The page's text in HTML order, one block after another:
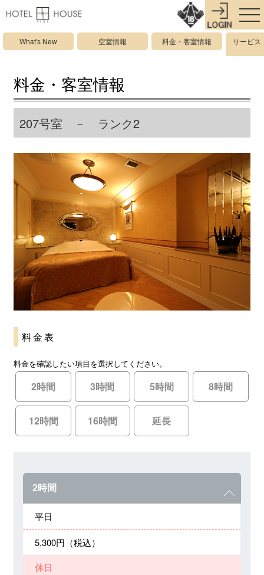
What's New 空室情報 料金・客室情報
サービス
報
料金・客室情報
207号室 － ランク2
料金表
料金を確認したい項目を選択してください。
2時間 3時間 5時間 8時間
12時間 16時間 延長
2時間
平日
5,300円（税込）
休日